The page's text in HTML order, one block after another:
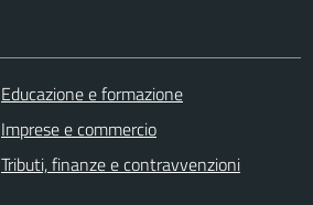
Educazione e formazione
Imprese e commercio
Tributi, finanze e contravvenzioni